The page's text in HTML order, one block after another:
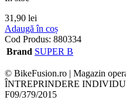
31,90 lei
Adaugă în coș
Cod Produs: 880334
Brand SUPER B
© BikeFusion.ro | Magazin
ÎNTREPRINDERE
F09/379/2015